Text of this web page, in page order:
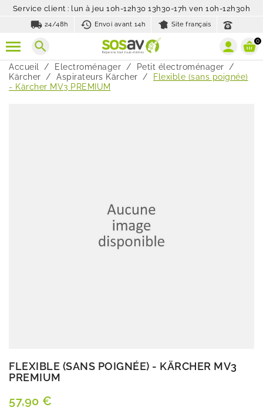
Service client : lun à jeu 10h-12h30 13h30-17h ven 10h-12h30h
local_shipping 24/48h history_toggle_off
Envoi avant 14h Site français
search 0
Accueil Electroménager
Petit électroménager
Kärcher
Aspirateurs Kärcher
Flexible (sans poignée)
- Kärcher MV3 PREMIUM
FLEXIBLE (SANS POIGNÉE) - KÄRCHER MV3
PREMIUM
57,90 €